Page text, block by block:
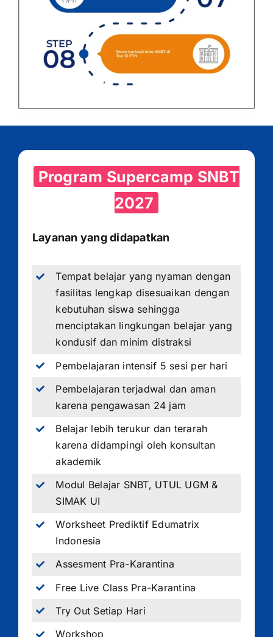
Program Supercamp SNBT
2027
Layanan yang didapatkan
Tempat belajar yang nyaman dengan
fasilitas lengkap disesuaikan dengan
kebutuhan siswa sehingga
menciptakan lingkungan belajar yang
kondusif dan minim distraksi
Pembelajaran intensif 5 sesi per hari
Pembelajaran terjadwal dan aman
karena pengawasan 24 jam
Belajar lebih terukur dan terarah
karena didampingi oleh konsultan
akademik
Modul Belajar SNBT, UTUL UGM &
SIMAK UI
Worksheet Prediktif Edumatrix
Indonesia
Assesment Pra-Karantina
Free Live Class Pra-Karantina
Try Out Setiap Hari
Workshop